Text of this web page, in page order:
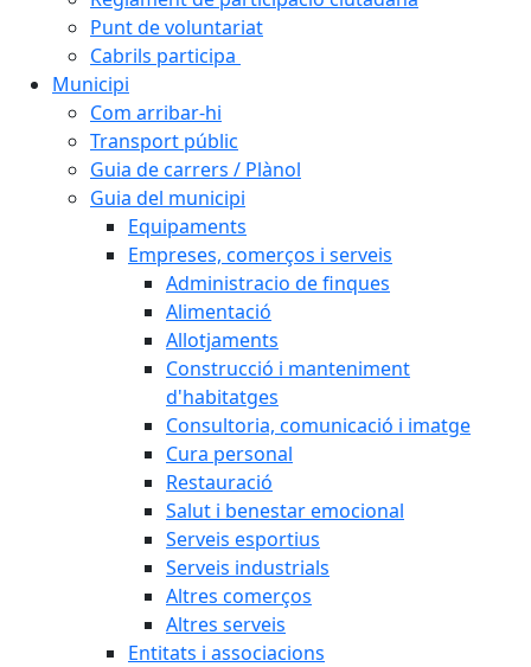
Punt de voluntariat
Cabrils participa
Municipi
Com arribar-hi
Transport públic
Guia de carrers / Plànol
Guia del municipi
Equipaments
Empreses, comerços i serveis
Administracio de finques
Alimentació
Allotjaments
Construcció i manteniment
d'habitatges
Consultoria, comunicació i imatge
Cura personal
Restauració
Salut i benestar emocional
Serveis esportius
Serveis industrials
Altres comerços
Altres serveis
Entitats i associacions